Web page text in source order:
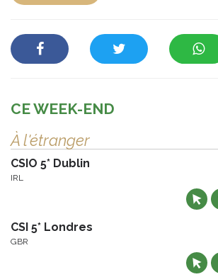
CE WEEK-END
À l'étranger
CSIO 5* Dublin
IRL
CSI 5* Londres
GBR